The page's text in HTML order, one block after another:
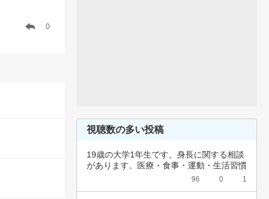
0
視聴数の多い投稿
19歳の大学1年生です。身長に関する相談
があります。医療・食事・運動・生活習慣
96 0 1